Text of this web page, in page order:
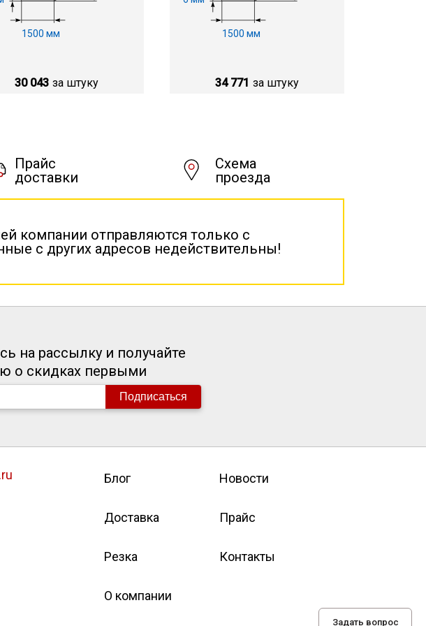
1500 мм
30 043 за штуку
1500 мм
34 771 за штуку
Прайс
доставки
Схема
проезда
компании отправляются только с
с других адресов недействительны!
Задать вопрос
на рассылку и получайте
о скидках первыми
Подписаться
Блог Новости
Доставка Прайс
Резка Контакты
О компании